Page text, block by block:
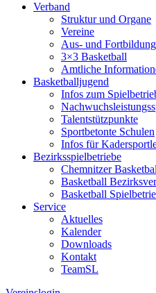
Verband
Struktur und Organe
Vereine
Aus- und Fortbildung
3×3 Basketball
Amtliche
Basketballjugend
Infos zum
Talentstützpunkte
Sportbetonte Schulen
Infos für
Bezirksspielbetriebe
Chemnitzer
Basketball
Basketball
Service
Aktuelles
Kalender
Downloads
Kontakt
TeamSL